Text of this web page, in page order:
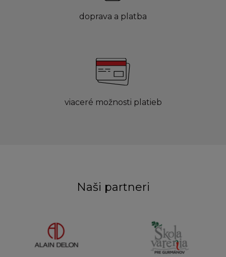
doprava a platba
viaceré možnosti platieb
Naši partneri